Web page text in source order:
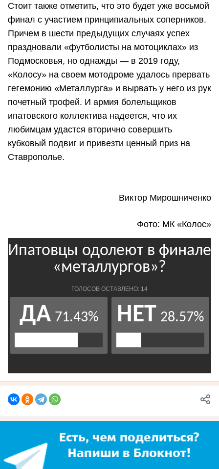
Стоит также отметить, что это будет уже восьмой
финал с участием принципиальных соперников.
Причем в шести предыдущих случаях успех
праздновали «футболисты на мотоциклах» из
Подмосковья, но однажды — в 2019 году,
«Колосу» на своем мотодроме удалось прервать
гегемонию «Металлурга» и вырвать у него из рук
почетный трофей. И армия болельщиков
ипатовского коллектива надеется, что их
любимцам удастся вторично совершить
кубковый подвиг и привезти ценный приз на
Ставрополье.
Виктор Мирошниченко
Фото: МК «Колос»